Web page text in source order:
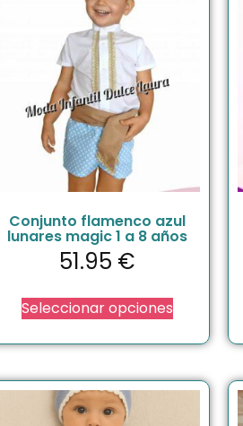
Conjunto flamenco azul
lunares magic 1 a 8 años
51.95 €
Seleccionar opciones